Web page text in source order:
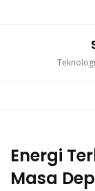
Energi
Masa